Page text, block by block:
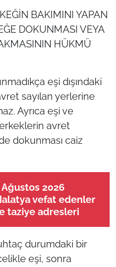
BAKIMINI YAPAN
DOKUNMASI VEYA
HÜKMÜ
eşi dışındaki
sayılan yerlerine
Ayrıca eşi ve
avret
dokunması caiz
Ağustos 2026
vefat edenler
taziye adresleri
durumdaki bir
eşi, sonra